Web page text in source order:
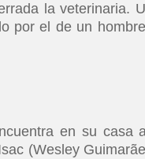
la veterinaria.
por el de un
en su casa
(Wesley